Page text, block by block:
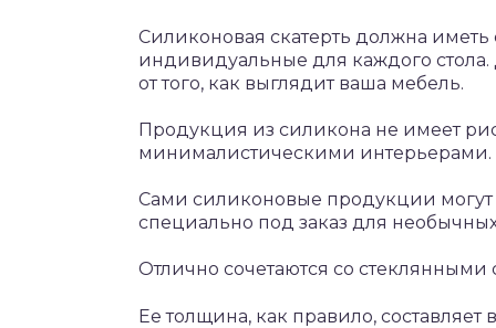
Силиконовая скатерть должна
индивидуальные для каждого
от того, как выглядит ваша мебель.
Продукция из силикона не имеет
минималистическими интерьерами.
Сами силиконовые продукции могут
специально под заказ для
Отлично сочетаются со
Ее толщина, как правило,